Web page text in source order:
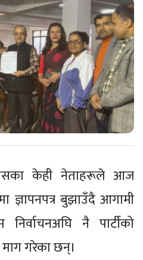
केही नेताहरूले आज
ज्ञापनपत्र बुझाउँदै आगामी
नै पार्टीको
गरेका छन्।